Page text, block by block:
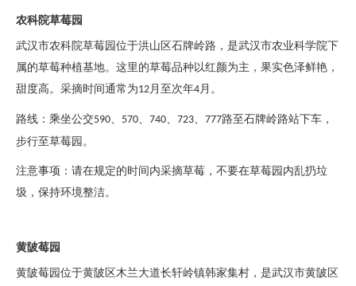
农科院草莓园
武汉市农科院草莓园位于洪山区石牌岭路，是武汉市农业科学院下
属的草莓种植基地。这里的草莓品种以红颜为主，果实色泽鲜艳，
甜度高。采摘时间通常为12 月至次年4 月。
路线：乘坐公交590 570 740 723 777路至石牌岭路站下车，
步行至草莓园。
注意事项：请在规定的时间内采摘草莓，不要在草莓园内乱扔垃
圾，保持环境整洁。
黄陂莓园
黄陂莓园位于黄陂区木兰大道长轩岭镇韩家集村，是武汉市黄陂区